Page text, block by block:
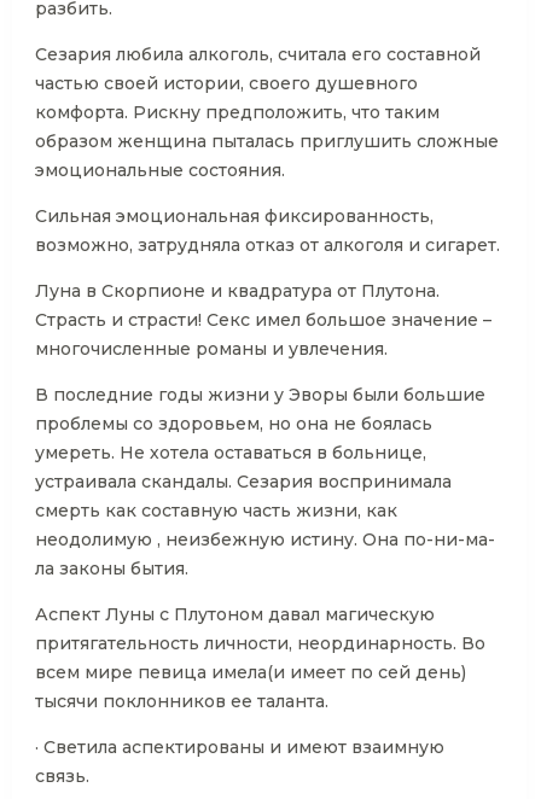
разбить.
Сезария любила алкоголь, считала его составной
частью своей истории, своего душевного
комфорта. Рискну предположить, что таким
образом женщина пыталась приглушить сложные
эмоциональные состояния.
Сильная эмоциональная фиксированность,
возможно, затрудняла отказ от алкоголя и сигарет.
Луна в Скорпионе и квадратура от Плутона.
Страсть и страсти! Секс имел большое значение –
многочисленные романы и увлечения.
В последние годы жизни у Эворы были большие
проблемы со здоровьем, но она не боялась
умереть. Не хотела оставаться в больнице,
устраивала скандалы. Сезария воспринимала
смерть как составную часть жизни, как
неодолимую , неизбежную истину. Она по-ни-ма-
ла законы бытия.
Аспект Луны с Плутоном давал магическую
притягательность личности, неординарность. Во
всем мире певица имела(и имеет по сей день)
тысячи поклонников ее таланта.
· Светила аспектированы и имеют взаимную
связь.